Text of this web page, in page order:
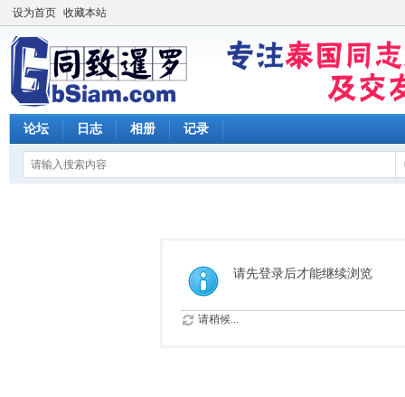
设为首页 收藏本站
论坛 日志 相册 记录
请先登录后才能继续浏览
请稍候...